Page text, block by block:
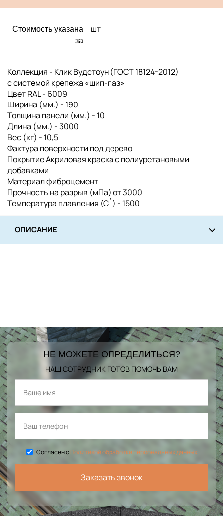
Стоимость указана
за
шт
Коллекция - Клик Вудстоун (ГОСТ 18124-2012)
с системой крепежа «шип-паз»
Цвет RAL - 6009
Ширина (мм.) - 190
Толщина панели (мм.) - 10
Длина (мм.) - 3000
Вес (кг) - 10,5
Фактура поверхности под дерево
Покрытие Акриловая краска с полиуретановыми
добавками
Материал фиброцемент
Прочность на разрыв (мПа) от 3000
Температура плавления (С˚) - 1500
ОПИСАНИЕ
НЕ МОЖЕТЕ ОПРЕДЕЛИТЬСЯ?
НАШ СОТРУДНИК ГОТОВ ПОМОЧЬ ВАМ
Согласен сПолитикой обработки персональных данных
Заказать звонок